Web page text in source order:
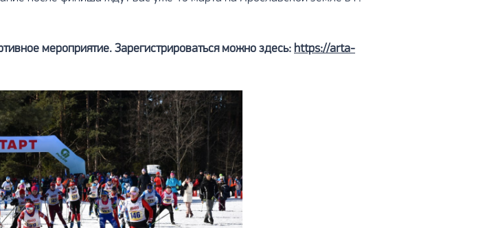
мероприятие. Зарегистрироваться можно здесь: https://arta-